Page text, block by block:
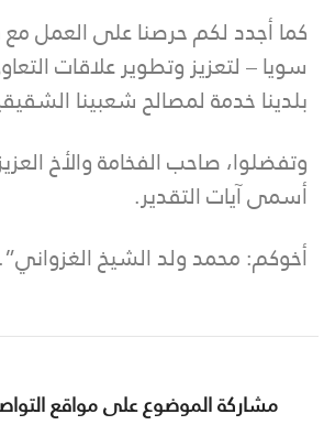
كما أجدد لكم حرصنا على العمل
سويا – لتعزيز وتطوير علاقات
بلدينا خدمة لمصالح شعبينا
وتفضلوا، صاحب الفخامة والأخ
أسمى آيات التقدير.
أخوكم: محمد ولد الشيخ الغزواني”.
مشاركة الموضوع على مواقع